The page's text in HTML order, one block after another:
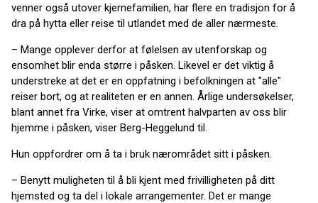
venner også utover kjernefamilien, har flere en tradisjon for å
dra på hytta eller reise til utlandet med de aller nærmeste.
– Mange opplever derfor at følelsen av utenforskap og
ensomhet blir enda større i påsken. Likevel er det viktig å
understreke at det er en oppfatning i befolkningen at "alle"
reiser bort, og at realiteten er en annen. Årlige undersøkelser,
blant annet fra Virke, viser at omtrent halvparten av oss blir
hjemme i påsken, viser Berg-Heggelund til.
Hun oppfordrer om å ta i bruk nærområdet sitt i påsken.
– Benytt muligheten til å bli kjent med frivilligheten på ditt
hjemsted og ta del i lokale arrangementer. Det er mange